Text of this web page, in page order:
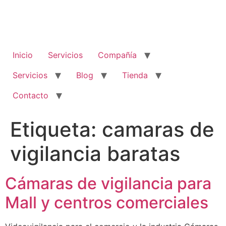
Inicio Servicios
Compañía
Servicios
Blog
Tienda
Contacto
Etiqueta: camaras de
vigilancia baratas
Cámaras de vigilancia para
Mall y centros comerciales